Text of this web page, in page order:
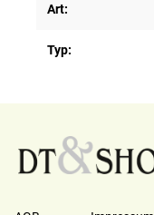
Art:
Typ: